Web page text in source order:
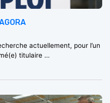
actuellement, pour l’un
titulaire …